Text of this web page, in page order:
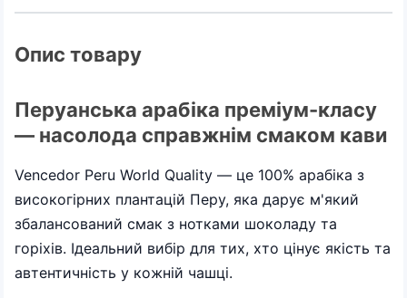
Опис товару
Перуанська арабіка преміум-класу
— насолода справжнім смаком кави
Vencedor Peru World Quality — це 100% арабіка з
високогірних плантацій Перу, яка дарує м'який
збалансований смак з нотками шоколаду та
горіхів. Ідеальний вибір для тих, хто цінує якість та
автентичність у кожній чашці.